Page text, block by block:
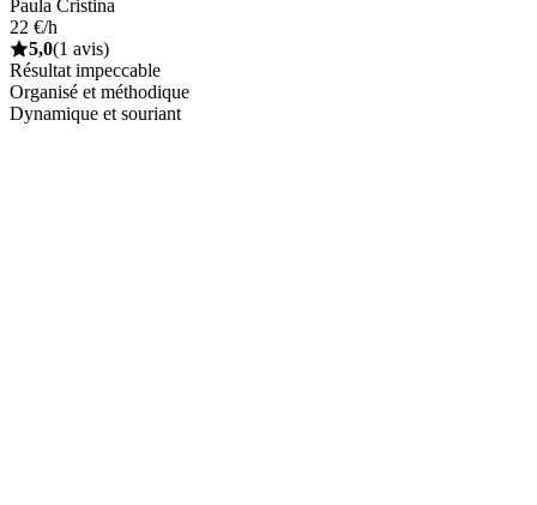
Paula Cristina
22 €/h
5,0(1 avis)
Résultat impeccable
Organisé et méthodique
Dynamique et souriant